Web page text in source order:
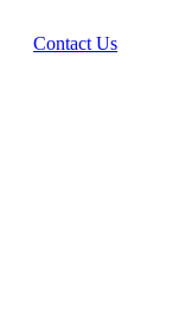
Contact Us